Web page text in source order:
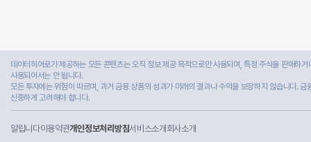
데이터히어로가 제공하는 모든 콘텐츠는 오직 정보 제공 목적으로만 사용되며, 특정 주식을 판매하
사용되어서는 안 됩니다.
모든 투자에는 위험이 따르며, 과거 금융 상품의 성과가 미래의 결과나 수익을 보장하지 않습니다.
신중하게 고려해야 합니다.
알립니다이용약관개인정보처리방침서비스소개 회사소개